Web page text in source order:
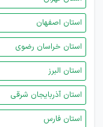
استان اصفهان
استان خراسان رضوی
استان البرز
استان آذربایجان شرقی
استان فارس